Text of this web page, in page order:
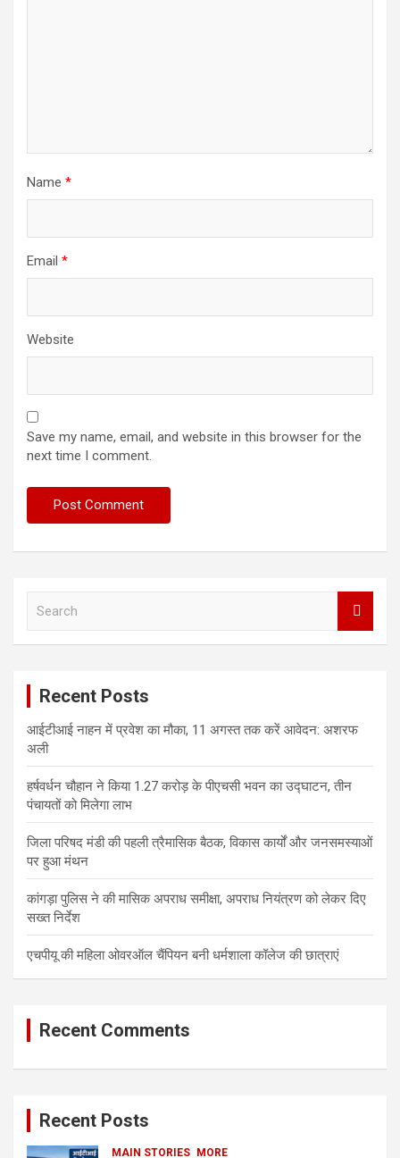
Name *
Email *
Website
Save my name, email, and website in this browser for the
next time I comment.
Recent Posts
आईटीआई नाहन में प्रवेश का मौका, 11 अगस्त तक करें आवेदन: अशरफ
अली
हर्षवर्धन चौहान ने किया 1.27 करोड़ के पीएचसी भवन का उद्घाटन, तीन
पंचायतों को मिलेगा लाभ
जिला परिषद मंडी की पहली त्रैमासिक बैठक, विकास कार्यों और जनसमस्याओं
पर हुआ मंथन
कांगड़ा पुलिस ने की मासिक अपराध समीक्षा, अपराध नियंत्रण को लेकर दिए
सख्त निर्देश
एचपीयू की महिला ओवरऑल चैंपियन बनी धर्मशाला कॉलेज की छात्राएं
Recent Comments
Recent Posts
MAIN STORIES MORE